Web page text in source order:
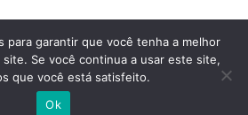
and conditions of use
Policy Contact Us
para garantir que você tenha a melhor
Se você continua a usar este site,
que você está satisfeito.
Ok